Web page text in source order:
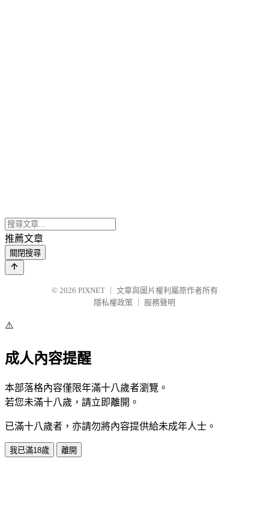
推薦文章
關閉搜尋
© 2026 PIXNET
文章與圖片權利屬原作者所有
隱私權政策
服務聲明
⚠️
成人內容提醒
本部落格內容僅限年滿十八歲者瀏覽。
若您未滿十八歲，請立即離開。
已滿十八歲者，亦請勿將內容提供給未成年人士。
我已滿18歲 離開